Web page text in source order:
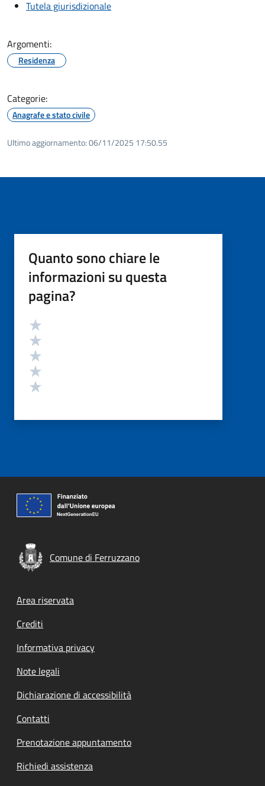
Tutela giurisdizionale
Argomenti:
Residenza
Categorie:
Anagrafe e stato civile
Ultimo aggiornamento:06/11/2025 17:50.55
Quanto sono chiare le
informazioni su questa
pagina?
Valutazione
Comune di Ferruzzano
Footer menu
Area riservata
Crediti
Informativa privacy
Note legali
Dichiarazione di accessibilità
Contatti
Prenotazione appuntamento
Richiedi assistenza